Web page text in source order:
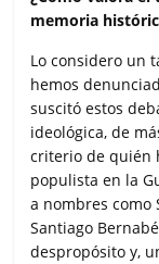
memoria
Lo considero un
hemos
suscitó estos
ideológica, de
criterio de quién
populista en la
a nombres como
Santiago
despropósito y,